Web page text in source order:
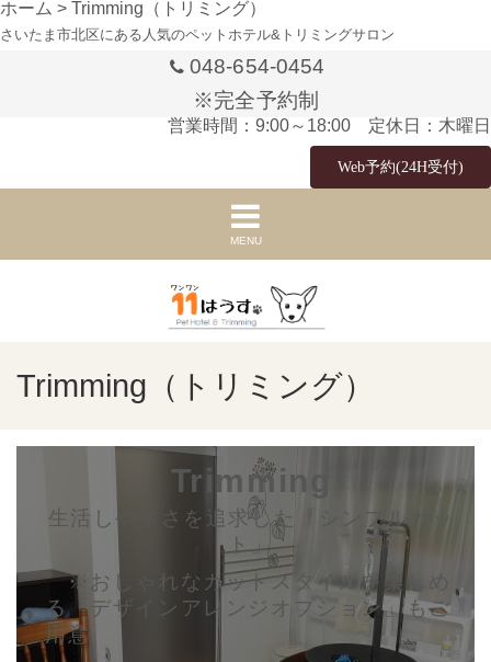
ホーム > Trimming（トリミング）
さいたま市北区にある人気のペットホテル&トリミングサロン
048-654-0454
※完全予約制
営業時間：9:00～18:00 定休日：木曜日
Web予約(24H受付)
MENU
Trimming（トリミング）
Trimming
生活しやすさを追求した「シンプルカッ
ト」
※おしゃれなカットスタイルを楽しめ
る「デザインアレンジオプション」もご
用意